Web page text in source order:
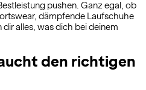
pushen. Ganz egal, ob
dämpfende Laufschuhe
alles, was dich bei deinem
den richtigen